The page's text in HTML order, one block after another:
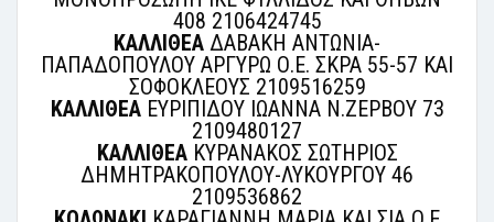
408 2106424745
ΚΑΛΛΙΘΕΑ ΔΑΒΑΚΗ ΑΝΤΩΝΙΑ-
ΠΑΠΑΔΟΠΟΥΛΟΥ ΑΡΓΥΡΩ Ο.Ε. ΣΚΡΑ 55-57 ΚΑΙ
ΣΟΦΟΚΛΕΟΥΣ 2109516259
ΚΑΛΛΙΘΕΑΕΥΡΙΠΙΔΟΥ ΙΩΑΝΝΑ Ν.ΖΕΡΒΟΥ 73
2109480127
ΚΑΛΛΙΘΕΑΚΥΡΑΝΑΚΟΣ ΣΩΤΗΡΙΟΣ
ΔΗΜΗΤΡΑΚΟΠΟΥΛΟΥ-ΛΥΚΟΥΡΓΟΥ 46
2109536862